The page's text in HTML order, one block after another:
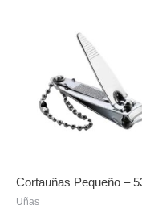
Cortauñas Pequeño –
Uñas